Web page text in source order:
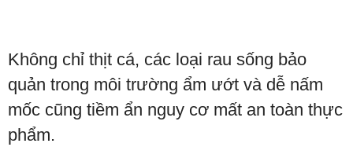
Không chỉ thịt cá, các loại rau sống bảo
quản trong môi trường ẩm ướt và dễ nấm
mốc cũng tiềm ẩn nguy cơ mất an toàn thực
phẩm.